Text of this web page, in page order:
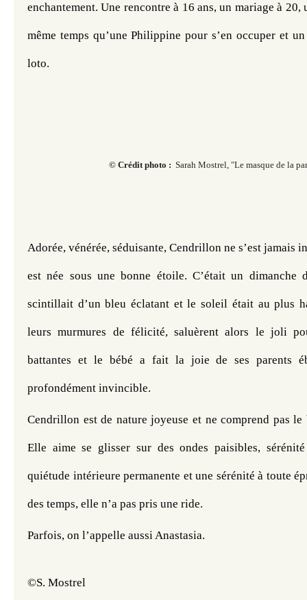
enchantement. Une rencontre à 16 ans, un mariage à 20,
même temps qu’une Philippine pour s’en occuper et
loto.
© Crédit photo : Sarah Mostrel, "Le masque de la
Adorée, vénérée, séduisante, Cendrillon ne s’est jamais
est née sous une bonne étoile. C’était un dimanche
scintillait d’un bleu éclatant et le soleil était au plus
leurs murmures de félicité, saluèrent alors le joli
battantes et le bébé a fait la joie de ses parents
profondément invincible.
Cendrillon est de nature joyeuse et ne comprend pas le
Elle aime se glisser sur des ondes paisibles,
quiétude intérieure permanente et une sérénité à toute
des temps, elle n’a pas pris une ride.
Parfois, on l’appelle aussi Anastasia.
©S. Mostrel